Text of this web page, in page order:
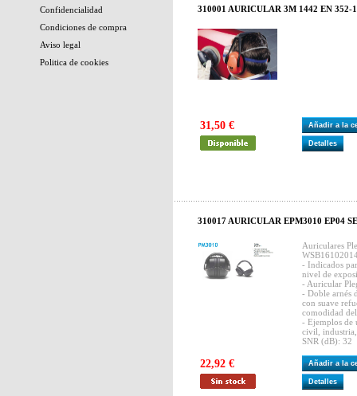
Confidencialidad
Condiciones de compra
Aviso legal
Politica de cookies
310001 AURICULAR 3M 1442 EN 352-
31,50 € Añadir a la
Detalles
310017 AURICULAR EPM3010 EP04
Auriculares
- Indicados
nivel de
- Auricular
- Doble arnés
con suave
comodidad
- Ejemplos de
civil,
SNR (dB): 32
22,92 € Añadir a la
Detalles